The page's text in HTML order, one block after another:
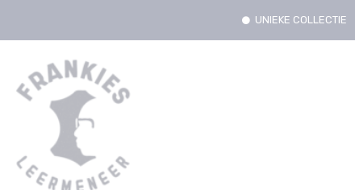
UNIEKE COLLECTIE